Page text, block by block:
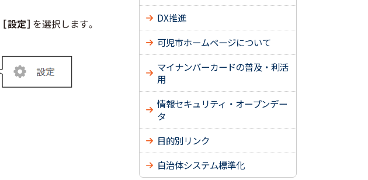
DX推進
可児市ホームページについて
マイナンバーカードの普及・利活
用
情報セキュリティ・オープンデー
タ
目的別リンク
自治体システム標準化